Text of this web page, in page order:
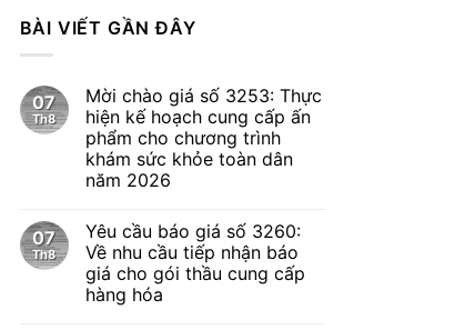
BÀI VIẾT GẦN ĐÂY
07
Th8
Mời chào giá số 3253: Thực
hiện kế hoạch cung cấp ấn
phẩm cho chương trình
khám sức khỏe toàn dân
năm 2026
07
Th8
Yêu cầu báo giá số 3260:
Về nhu cầu tiếp nhận báo
giá cho gói thầu cung cấp
hàng hóa